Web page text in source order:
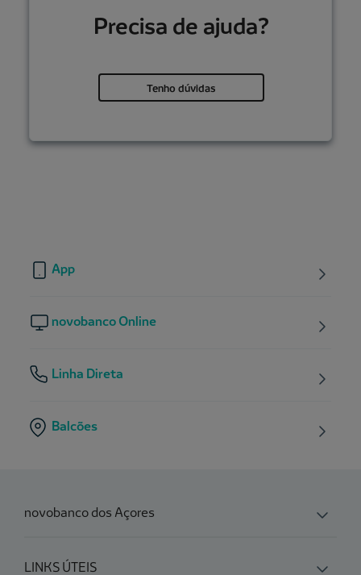
Precisa de ajuda?
Tenho dúvidas
App
novobanco Online
Linha Direta
Balcões
novobanco dos Açores
LINKS ÚTEIS